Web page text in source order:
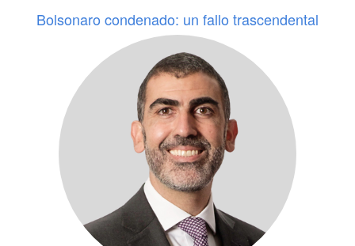
Bolsonaro condenado: un fallo trascendental